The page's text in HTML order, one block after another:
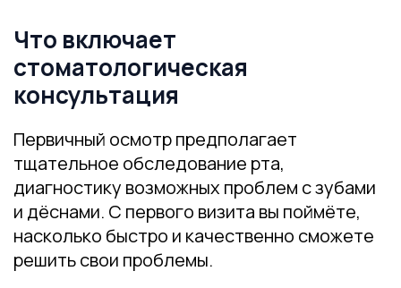
Что включает
стоматологическая
консультация
Первичный осмотр предполагает
тщательное обследование рта,
диагностику возможных проблем с зубами
и дёснами. С первого визита вы поймёте,
насколько быстро и качественно сможете
решить свои проблемы.